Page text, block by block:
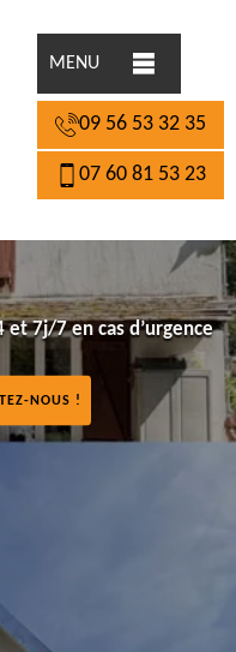
MENU
09 56 53 32 35
07 60 81 53 23
7j/7 en cas d’urgence
NOUS !